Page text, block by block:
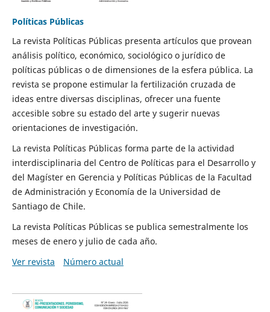
Políticas Públicas
La revista Políticas Públicas presenta artículos que provean
análisis político, económico, sociológico o jurídico de
políticas públicas o de dimensiones de la esfera pública. La
revista se propone estimular la fertilización cruzada de
ideas entre diversas disciplinas, ofrecer una fuente
accesible sobre su estado del arte y sugerir nuevas
orientaciones de investigación.
La revista Políticas Públicas forma parte de la actividad
interdisciplinaria del Centro de Políticas para el Desarrollo y
del Magíster en Gerencia y Políticas Públicas de la Facultad
de Administración y Economía de la Universidad de
Santiago de Chile.
La revista Políticas Públicas se publica semestralmente los
meses de enero y julio de cada año.
Ver revista
Número actual